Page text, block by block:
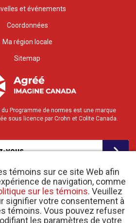
témoins sur ce site Web afin
de navigation, comme
sur les témoins. Veuillez
signifier votre consentement à
témoins. Vous pouvez refuser
les paramètres de votre
et événements
Coordonnées
Ma région locale
Sitemap
Programme de normes est une marque
sous licence par Crohn et Colite Canada.
vous